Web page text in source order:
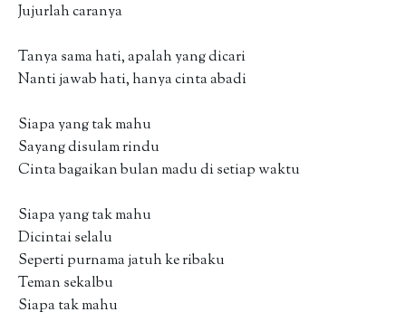
Jujurlah caranya
Tanya sama hati, apalah yang dicari
Nanti jawab hati, hanya cinta abadi
Siapa yang tak mahu
Sayang disulam rindu
Cinta bagaikan bulan madu di setiap waktu
Siapa yang tak mahu
Dicintai selalu
Seperti purnama jatuh ke ribaku
Teman sekalbu
Siapa tak mahu